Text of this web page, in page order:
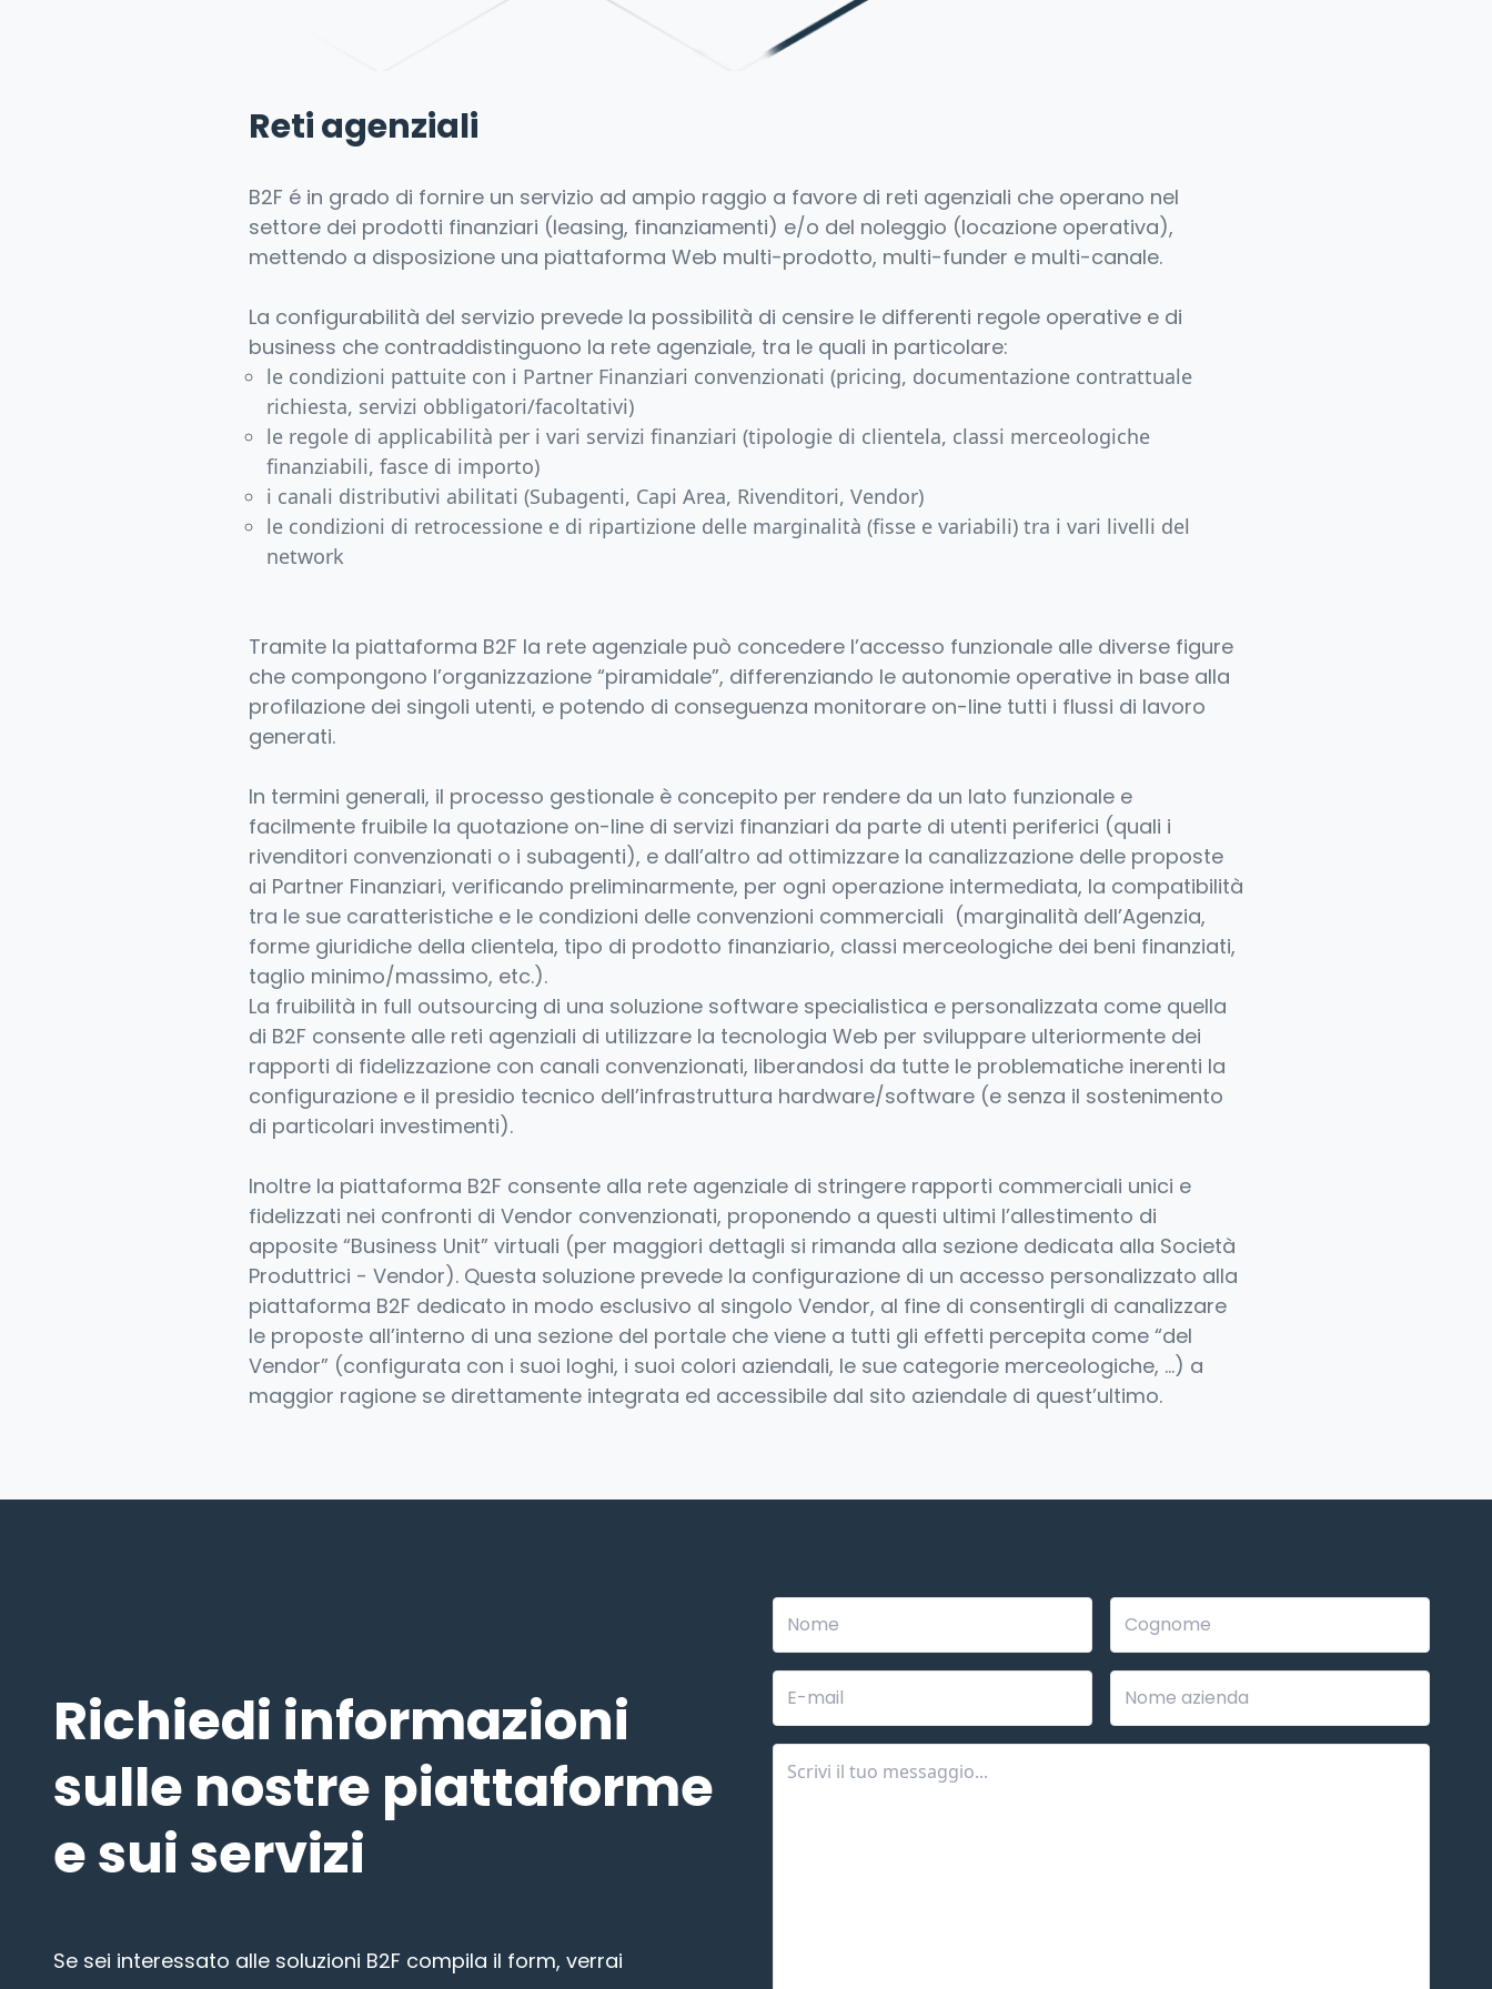
Reti agenziali
B2F é in grado di fornire un servizio ad ampio raggio a favore di reti agenziali che operano nel
settore dei prodotti finanziari (leasing, finanziamenti) e/o del noleggio (locazione operativa),
mettendo a disposizione una piattaforma Web multi-prodotto, multi-funder e multi-canale.
La configurabilità del servizio prevede la possibilità di censire le differenti regole operative e di
business che contraddistinguono la rete agenziale, tra le quali in particolare:
le condizioni pattuite con i Partner Finanziari convenzionati (pricing, documentazione contrattuale
richiesta, servizi obbligatori/facoltativi)
le regole di applicabilità per i vari servizi finanziari (tipologie di clientela, classi merceologiche
finanziabili, fasce di importo)
i canali distributivi abilitati (Subagenti, Capi Area, Rivenditori, Vendor)
le condizioni di retrocessione e di ripartizione delle marginalità (fisse e variabili) tra i vari livelli del
network
Tramite la piattaforma B2F la rete agenziale può concedere l’accesso funzionale alle diverse figure
che compongono l’organizzazione “piramidale”, differenziando le autonomie operative in base alla
profilazione dei singoli utenti, e potendo di conseguenza monitorare on-line tutti i flussi di lavoro
generati.
In termini generali, il processo gestionale è concepito per rendere da un lato funzionale e
facilmente fruibile la quotazione on-line di servizi finanziari da parte di utenti periferici (quali i
rivenditori convenzionati o i subagenti), e dall’altro ad ottimizzare la canalizzazione delle proposte
ai Partner Finanziari, verificando preliminarmente, per ogni operazione intermediata, la compatibilità
tra le sue caratteristiche e le condizioni delle convenzioni commerciali (marginalità dell’Agenzia,
forme giuridiche della clientela, tipo di prodotto finanziario, classi merceologiche dei beni finanziati,
taglio minimo/massimo, etc.).
La fruibilità in full outsourcing di una soluzione software specialistica e personalizzata come quella
di B2F consente alle reti agenziali di utilizzare la tecnologia Web per sviluppare ulteriormente dei
rapporti di fidelizzazione con canali convenzionati, liberandosi da tutte le problematiche inerenti la
configurazione e il presidio tecnico dell’infrastruttura hardware/software (e senza il sostenimento
di particolari investimenti).
Inoltre la piattaforma B2F consente alla rete agenziale di stringere rapporti commerciali unici e
fidelizzati nei confronti di Vendor convenzionati, proponendo a questi ultimi l’allestimento di
apposite “Business Unit” virtuali (per maggiori dettagli si rimanda alla sezione dedicata alla Società
Produttrici - Vendor). Questa soluzione prevede la configurazione di un accesso personalizzato alla
piattaforma B2F dedicato in modo esclusivo al singolo Vendor, al fine di consentirgli di canalizzare
le proposte all’interno di una sezione del portale che viene a tutti gli effetti percepita come “del
Vendor” (configurata con i suoi loghi, i suoi colori aziendali, le sue categorie merceologiche, …) a
maggior ragione se direttamente integrata ed accessibile dal sito aziendale di quest’ultimo.
Richiedi informazioni
sulle nostre piattaforme
e sui servizi
Se sei interessato alle soluzioni B2F compila il form, verrai
Leave
this
field
blank